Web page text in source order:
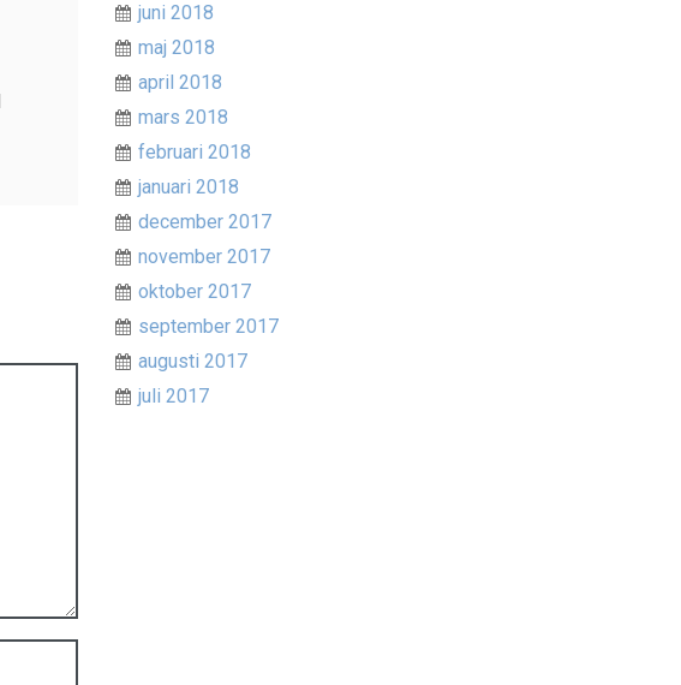
juni 2018
maj 2018
april 2018
mars 2018
februari 2018
januari 2018
december 2017
november 2017
oktober 2017
september 2017
augusti 2017
juli 2017